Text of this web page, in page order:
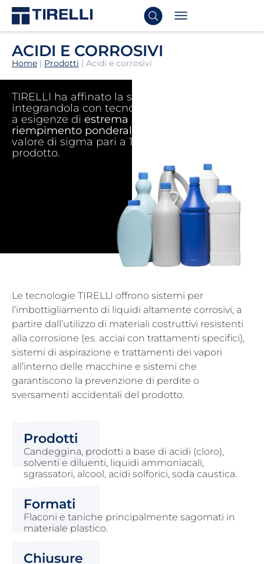
ACIDI E CORROSIVI
Home | Prodotti | Acidi e corrosivi
TIRELLI ha affinato la sua offerta
integrandola con tecnologie che rispondono
a esigenze di estrema precisione con il
riempimento ponderale
valore di sigma pari a 1g per pesi fino a 1kg di
prodotto.
Le tecnologie TIRELLI offrono sistemi per
l’imbottigliamento di liquidi altamente corrosivi, a
partire dall’utilizzo di materiali costruttivi resistenti
alla corrosione (es. acciai con trattamenti specifici),
sistemi di aspirazione e trattamenti dei vapori
all’interno delle macchine e sistemi che
garantiscono la prevenzione di perdite o
sversamenti accidentali del prodotto.
Prodotti
Candeggina, prodotti a base di acidi (cloro),
solventi e diluenti, liquidi ammoniacali,
sgrassatori, alcool, acidi solforici, soda caustica.
Formati
Flaconi e taniche principalmente sagomati in
materiale plastico.
Chiusure